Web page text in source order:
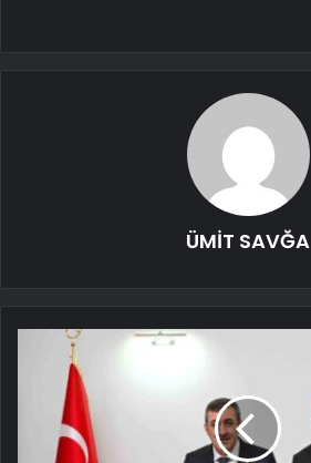
ÜMİT SAVĞA